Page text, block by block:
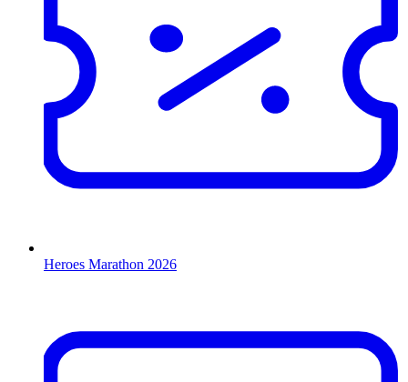
Heroes Marathon 2026